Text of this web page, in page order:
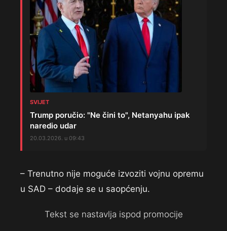
SVIJET
Trump poručio: "Ne čini to", Netanyahu ipak
naredio udar
20.03.2026. u 09:43
– Trenutno nije moguće izvoziti vojnu opremu
u SAD – dodaje se u saopćenju.
Tekst se nastavlja ispod promocije